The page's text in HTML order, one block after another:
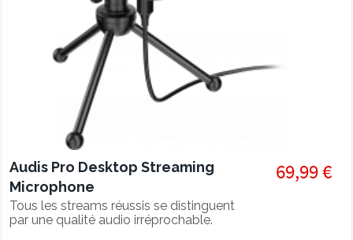
Audis Pro Desktop Streaming
Microphone
Tous les streams réussis se distinguent
par une qualité audio irréprochable.
69,99 €